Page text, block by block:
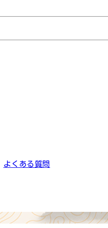
よくある質問